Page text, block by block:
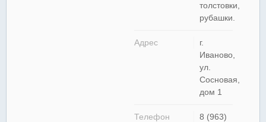
толстовки,
рубашки.
Адрес
г.
Иваново,
ул.
Сосновая,
дом 1
Телефон
8 (963)